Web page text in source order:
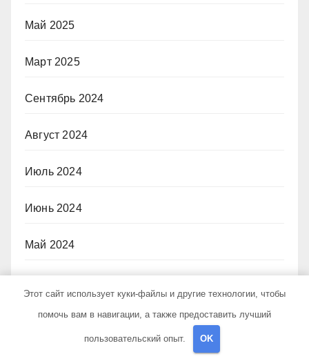
Май 2025
Март 2025
Сентябрь 2024
Август 2024
Июль 2024
Июнь 2024
Май 2024
Март 2024
Этот сайт использует куки-файлы и другие технологии, чтобы
помочь вам в навигации, а также предоставить лучший
пользовательский опыт. OK